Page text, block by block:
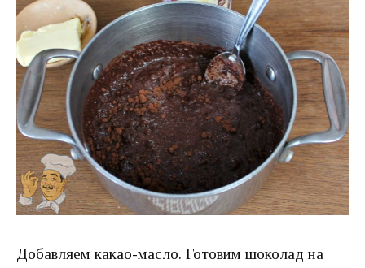
Добавляем какао-масло. Готовим шоколад на